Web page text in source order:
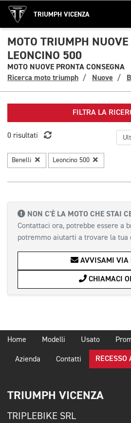
TRIUMPH VICENZA
MOTO TRIUMPH
LEONCINO 500
MOTO NUOVE PRONTA CONSEGNA
Ricerca moto triumph
Nuove
FILTRA LA
0 risultati
Benelli Leoncino 500
NON C'È LA MOTO CHE STAI
Contattaci ora, potrebbe essere a
potremmo aiutarti a trovare la tua
AVVISAMI VIA
CHIAMACI
Home Modelli Usato
Azienda Contatti
TRIUMPH VICENZA
TRIPLEBIKE SRL